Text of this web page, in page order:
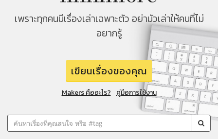
เพราะทุกคนมีเรื่องเล่าเฉพาะตัว อย่ามัวเล่าให้คนที่ไม่
อยากรู้
เขียนเรื่องของคุณ
Makers คืออะไร? คู่มือการใช้งาน